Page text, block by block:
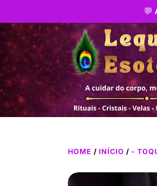
💬
HOME / INÍCIO / -